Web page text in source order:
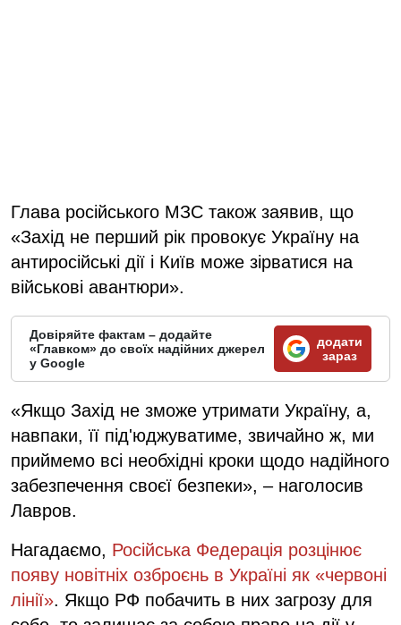
Глава російського МЗС також заявив, що
«Захід не перший рік провокує Україну на
антиросійські дії і Київ може зірватися на
військові авантюри».
Довіряйте фактам – додайте
«Главком» до своїх надійних джерел
у Google
додати
зараз
«Якщо Захід не зможе утримати Україну, а,
навпаки, її під'юджуватиме, звичайно ж, ми
приймемо всі необхідні кроки щодо надійного
забезпечення своєї безпеки», – наголосив
Лавров.
Нагадаємо, Російська Федерація розцінює
появу новітніх озброєнь в Україні як «червоні
лінії». Якщо РФ побачить в них загрозу для